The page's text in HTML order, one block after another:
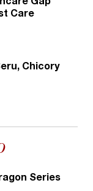
Gap
Care
Chicory
Series